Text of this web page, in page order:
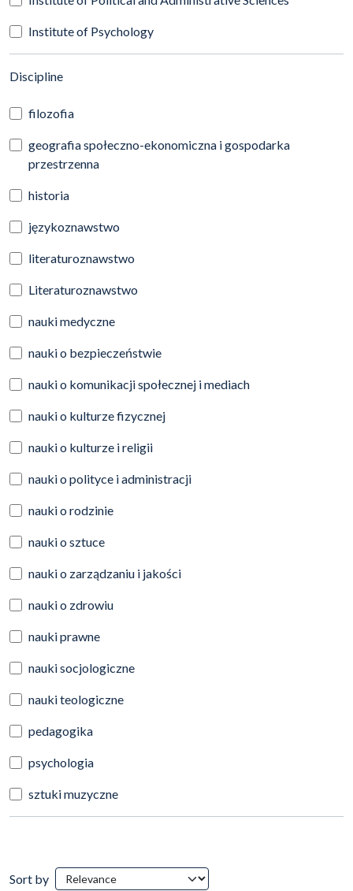
Institute of Psychology
Discipline(automatic content reloading)
filozofia
geografia społeczno-ekonomiczna i gospodarka
przestrzenna
historia
językoznawstwo
literaturoznawstwo
Literaturoznawstwo
nauki medyczne
nauki o bezpieczeństwie
nauki o komunikacji społecznej i mediach
nauki o kulturze fizycznej
nauki o kulturze i religii
nauki o polityce i administracji
nauki o rodzinie
nauki o sztuce
nauki o zarządzaniu i jakości
nauki o zdrowiu
nauki prawne
nauki socjologiczne
nauki teologiczne
pedagogika
psychologia
sztuki muzyczne
Search Results
Sort by
(automatic content reloading)